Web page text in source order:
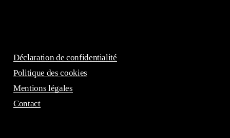
Déclaration de confidentialité
Politique des cookies
Mentions légales
Contact